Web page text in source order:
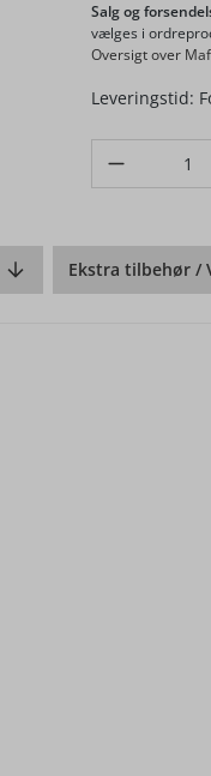
Salg og
vælges i
Oversigt over
Leveringstid:
Produkt
Ekstra tilbehør /